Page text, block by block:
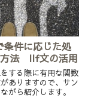
条件に応じた処
方法 IIf文の活用
する際に有用な関数
ありますので、サン
がら紹介します。